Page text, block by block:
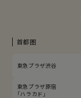
首都圏
東急プラザ渋谷
東急プラザ原宿
「ハラカド」